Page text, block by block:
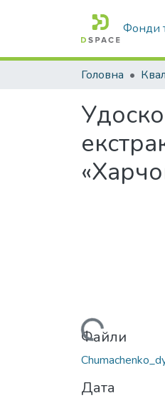
Фонди
Головна
Вантажиться...Файли
Дата